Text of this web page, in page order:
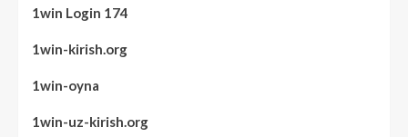
1win Login 174
1win-kirish.org
1win-oyna
1win-uz-kirish.org